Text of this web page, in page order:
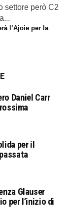
settore però C2
l’Ajoie per la
Daniel Carr
per il
Glauser
per l’inizio di